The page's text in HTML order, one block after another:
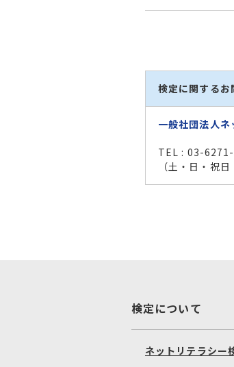
検定に関するお
一般社団法人
TEL : 03-
（土・日・祝
検定について
ネットリテラシー